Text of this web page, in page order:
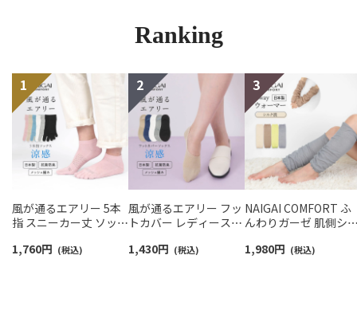
Ranking
風が通るエアリー 5本
指 スニーカー丈 ソック
抗菌防臭 NAIGAI
1,760円 (税込)
風が通るエアリー フッ
トカバー レディース
03022420
1,430円 (税込)
NAIGAI COMFORT ふ
んわりガーゼ 肌側シ
ームウォーマー 日本
1,980円 (税込)